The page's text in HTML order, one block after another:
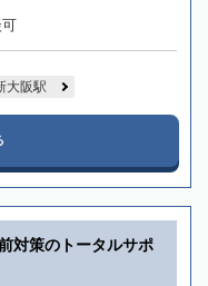
大阪駅
対策のトータルサポ